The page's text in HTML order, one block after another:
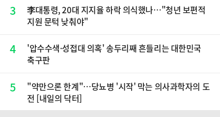
재점화, 김민석 "과반 승리 가능성 99%" 등
3
李대통령, 20대 지지율 하락 의식했나…"청년 보편적
지원 문턱 낮춰야"
4
'압수수색·성접대 의혹' 송두리째 흔들리는 대한민국
축구판
5
"약만으론 한계"…당뇨병 '시작' 막는 의사과학자의 도
전 [내일의 닥터]